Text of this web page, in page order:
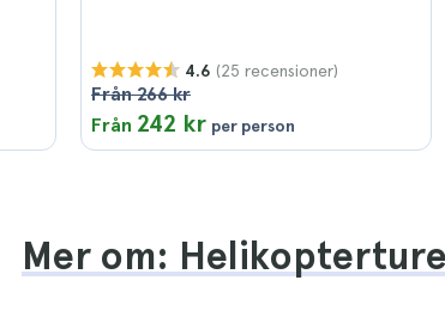
4.6 (25 recensioner)
Från 266 kr
Från 242 kr per person
Mer om: